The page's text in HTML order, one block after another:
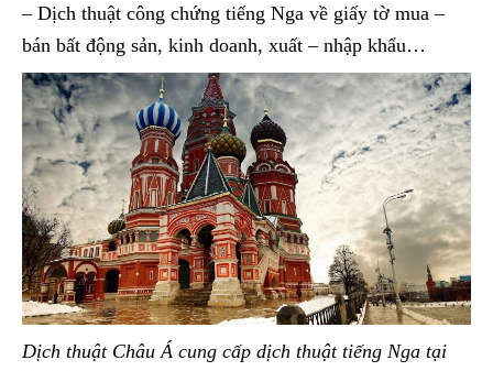
– Dịch thuật công chứng tiếng Nga về giấy tờ mua –
bán bất động sản, kinh doanh, xuất – nhập khẩu…
Dịch thuật Châu Á cung cấp dịch thuật tiếng Nga tại